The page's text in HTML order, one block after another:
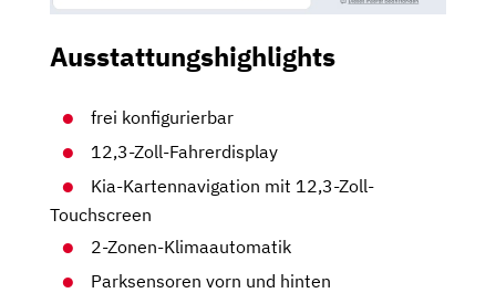
Ausstattungshighlights
frei konfigurierbar
12,3-Zoll-Fahrerdisplay
Kia-Kartennavigation mit 12,3-Zoll-
Touchscreen
2-Zonen-Klimaautomatik
Parksensoren vorn und hinten